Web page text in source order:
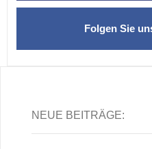
Folgen Sie
NEUE BEITRÄGE: